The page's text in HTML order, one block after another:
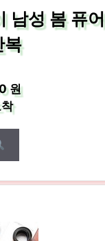
남성 봄 퓨
복
원